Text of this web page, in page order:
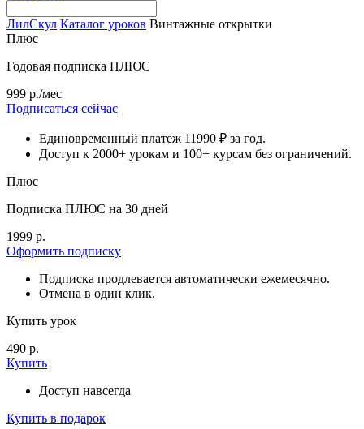
ЛилСкул Каталог уроков Винтажные открытки
Плюс
Годовая подписка ПЛЮС
999 р./мес
Подписаться сейчас
Единовременный платеж 11990 ₽ за год.
Доступ к 2000+ урокам и 100+ курсам без ограничений.
Плюс
Подписка ПЛЮС на 30 дней
1999 р.
Оформить подписку
Подписка продлевается автоматически ежемесячно.
Отмена в один клик.
Купить урок
490 р.
Купить
Доступ навсегда
Купить в подарок